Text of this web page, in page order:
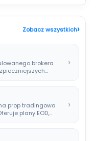
Zobacz wszystkich›
brokera
›
prop tradingowa
plany EOD,…
›